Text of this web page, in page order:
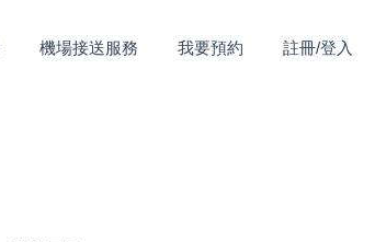
機場接送服務 我要預約 註冊/登入